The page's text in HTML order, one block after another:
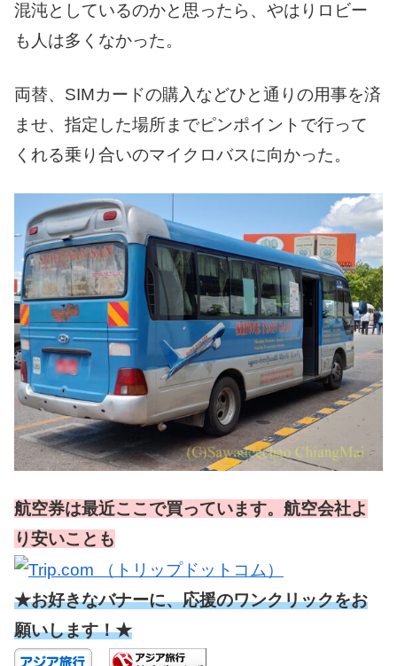
混沌としているのかと思ったら、やはりロビー
も人は多くなかった。
両替、SIMカードの購入などひと通りの用事を済
ませ、指定した場所までピンポイントで行って
くれる乗り合いのマイクロバスに向かった。
航空券は最近ここで買っています。航空会社よ
り安いことも
★お好きなバナーに、応援のワンクリックをお
願いします！★